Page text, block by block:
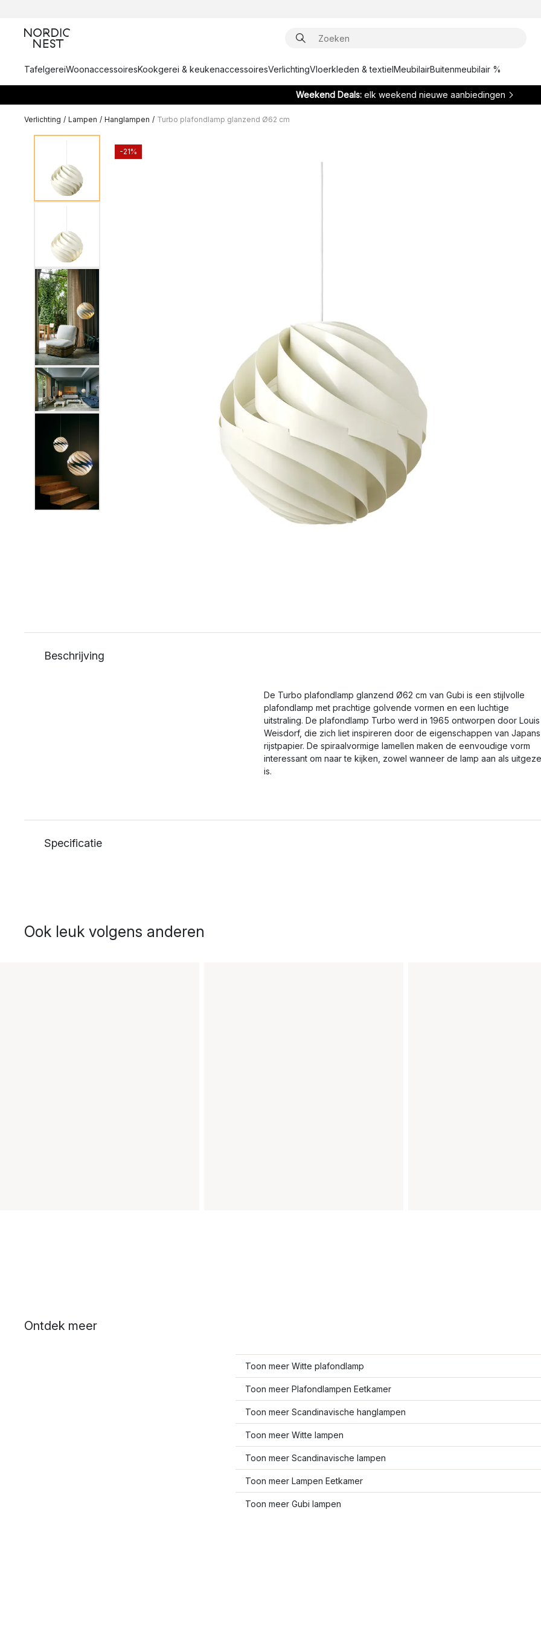
TafelgereiWoonaccessoiresKookgerei & keukenaccessoiresVerlichtingVloerkleden & textielMeubilairBuitenmeubilair %
Weekend Deals: elk weekend nieuwe aanbiedingen
Verlichting / Lampen / Hanglampen / Turbo plafondlamp glanzend Ø62 cm
-21%
Beschrijving
De Turbo plafondlamp glanzend Ø62 cm van Gubi is een stijlvolle
plafondlamp met prachtige golvende vormen en een luchtige
uitstraling. De plafondlamp Turbo werd in 1965 ontworpen door Louis
Weisdorf, die zich liet inspireren door de eigenschappen van Japans
rijstpapier. De spiraalvormige lamellen maken de eenvoudige vorm
interessant om naar te kijken, zowel wanneer de lamp aan als
is.
Specificatie
Ook leuk volgens anderen
Ontdek meer
Toon meer Witte plafondlamp
Toon meer Plafondlampen Eetkamer
Toon meer Scandinavische hanglampen
Toon meer Witte lampen
Toon meer Scandinavische lampen
Toon meer Lampen Eetkamer
Toon meer Gubi lampen